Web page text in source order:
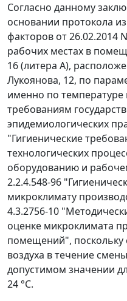
Согласно данному
основании протокола
факторов от 26.02.2014
рабочих местах в
16 (литера А),
Лукоянова, 12, по
именно по температуре
требованиям
эпидемиологических
"Гигиенические
технологических
оборудованию и
2.2.4.548-96
микроклимату
4.3.2756-10
оценке микроклимата
помещений", поскольку
воздуха в течение
допустимом значении
24 °С.